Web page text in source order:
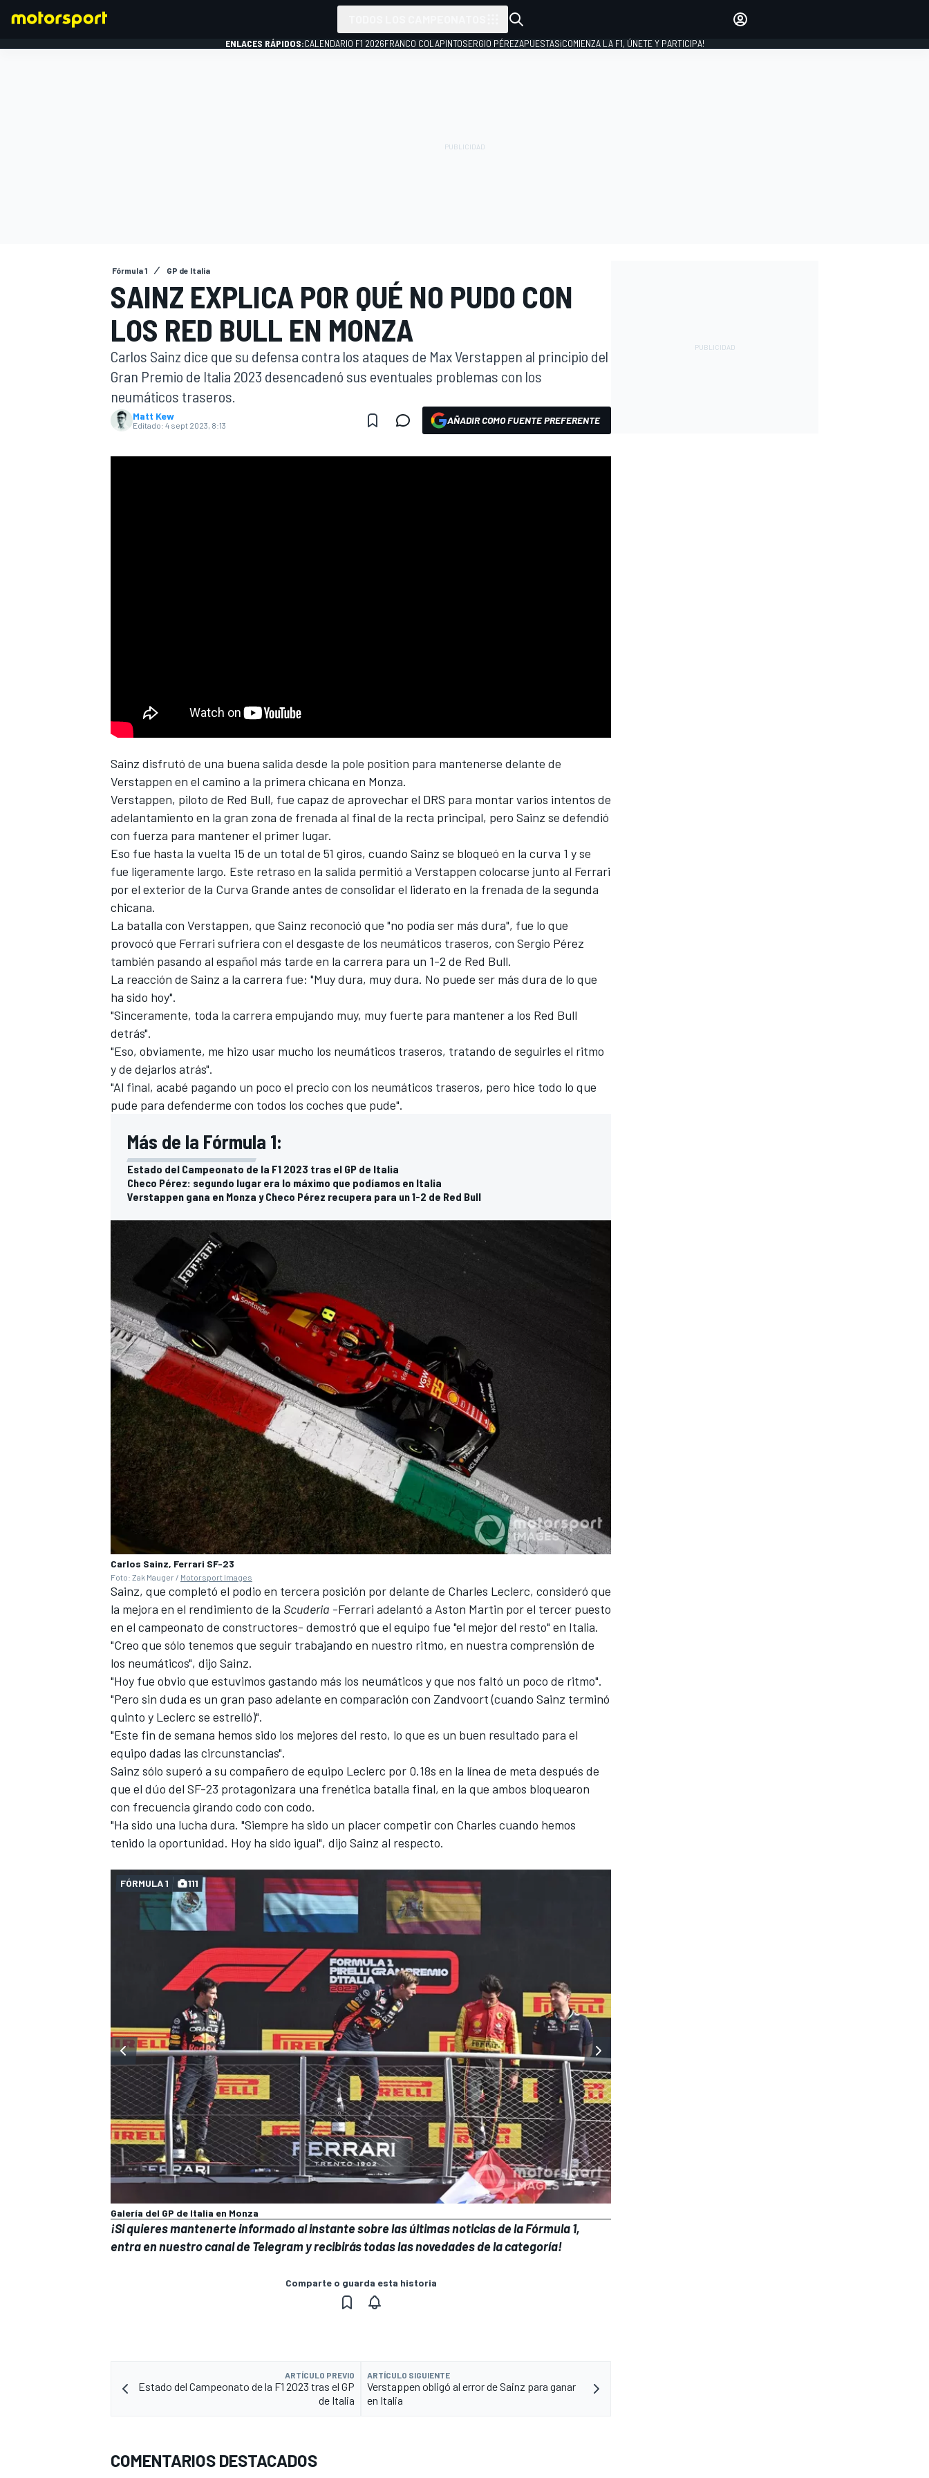
INDYCAR
FÓRMULA E
WRC
INICIAR SESIÓN
ENLACES RÁPIDOS:CALENDARIO F1 2026FRANCO COLAPINTOSERGIO PÉREZAPUESTAS¡COMIENZA LA F1, ÚNETE Y PARTICIPA!
Fórmula 1 GP de Italia
SAINZ EXPLICA POR QUÉ NO PUDO CON
LOS RED BULL EN MONZA
Carlos Sainz dice que su defensa contra los ataques de Max Verstappen al principio del
Gran Premio de Italia 2023 desencadenó sus eventuales problemas con los
neumáticos traseros.
Matt Kew
Editado: 4 sept 2023, 8:13 AÑADIR COMO FUENTE PREFERENTE
Sainz disfrutó de una buena salida desde la pole position para mantenerse delante de
Verstappen en el camino a la primera chicana en Monza.
Verstappen, piloto de Red Bull, fue capaz de aprovechar el DRS para montar varios intentos de
adelantamiento en la gran zona de frenada al final de la recta principal, pero Sainz se defendió
con fuerza para mantener el primer lugar.
Eso fue hasta la vuelta 15 de un total de 51 giros, cuando Sainz se bloqueó en la curva 1 y se
fue ligeramente largo. Este retraso en la salida permitió a Verstappen colocarse junto al Ferrari
por el exterior de la Curva Grande antes de consolidar el liderato en la frenada de la segunda
chicana.
La batalla con Verstappen, que Sainz reconoció que "no podía ser más dura", fue lo que
provocó que Ferrari sufriera con el desgaste de los neumáticos traseros, con Sergio Pérez
también pasando al español más tarde en la carrera para un 1-2 de Red Bull.
La reacción de Sainz a la carrera fue: "Muy dura, muy dura. No puede ser más dura de lo que
ha sido hoy".
"Sinceramente, toda la carrera empujando muy, muy fuerte para mantener a los Red Bull
detrás".
"Eso, obviamente, me hizo usar mucho los neumáticos traseros, tratando de seguirles el ritmo
y de dejarlos atrás".
"Al final, acabé pagando un poco el precio con los neumáticos traseros, pero hice todo lo que
pude para defenderme con todos los coches que pude".
Más de la Fórmula 1:
Estado del Campeonato de la F1 2023 tras el GP de Italia
Checo Pérez: segundo lugar era lo máximo que podíamos en Italia
Verstappen gana en Monza y Checo Pérez recupera para un 1-2 de Red Bull
Carlos Sainz, Ferrari SF-23
Foto: Zak Mauger / Motorsport Images
Sainz, que completó el podio en tercera posición por delante de Charles Leclerc, consideró que
la mejora en el rendimiento de la Scuderia -Ferrari adelantó a Aston Martin por el tercer puesto
en el campeonato de constructores- demostró que el equipo fue "el mejor del resto" en Italia.
"Creo que sólo tenemos que seguir trabajando en nuestro ritmo, en nuestra comprensión de
los neumáticos", dijo Sainz.
"Hoy fue obvio que estuvimos gastando más los neumáticos y que nos faltó un poco de ritmo".
"Pero sin duda es un gran paso adelante en comparación con Zandvoort (cuando Sainz terminó
quinto y Leclerc se estrelló)".
"Este fin de semana hemos sido los mejores del resto, lo que es un buen resultado para el
equipo dadas las circunstancias".
Sainz sólo superó a su compañero de equipo Leclerc por 0.18s en la línea de meta después de
que el dúo del SF-23 protagonizara una frenética batalla final, en la que ambos bloquearon
con frecuencia girando codo con codo.
"Ha sido una lucha dura. "Siempre ha sido un placer competir con Charles cuando hemos
tenido la oportunidad. Hoy ha sido igual", dijo Sainz al respecto.
Galería del GP de Italia en Monza
FÓRMULA 1 111
¡Si quieres mantenerte informado al instante sobre las últimas noticias de laFórmula 1,
entra ennuestro canal de Telegramy recibirás todas las novedades de la categoría!
Comparte o guarda esta historia
ARTÍCULO PREVIO
Estado del Campeonato de la F1 2023 tras el GP
de Italia
ARTÍCULO SIGUIENTE
Verstappen obligó al error de Sainz para ganar
en Italia
COMENTARIOS DESTACADOS